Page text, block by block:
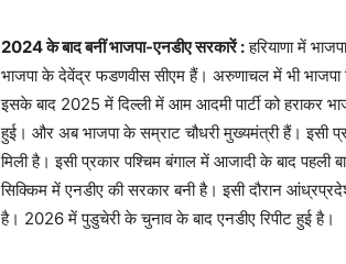
2024 के बाद बनीं भाजपा-एनडीए सरकारें :हरियाणा में
भाजपा के देवेंद्र फडणवीस सीएम हैं। अरुणाचल में भी भाजपा
इसके बाद 2025 में दिल्ली में आम आदमी पार्टी को हराकर
हुई। और अब भाजपा के सम्राट चौधरी मुख्यमंत्री हैं। इसी
मिली है। इसी प्रकार पश्चिम बंगाल में आजादी के बाद
सिक्किम में एनडीए की सरकार बनी है। इसी दौरान
है। 2026 में पुडुचेरी के चुनाव के बाद एनडीए रिपीट हुई है।